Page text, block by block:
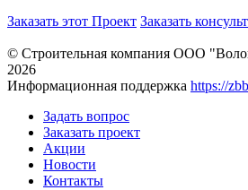
Заказать этот Проект Заказать
© Строительная компания ООО
2026
Информационная поддержка https://
Задать вопрос
Заказать проект
Акции
Новости
Контакты